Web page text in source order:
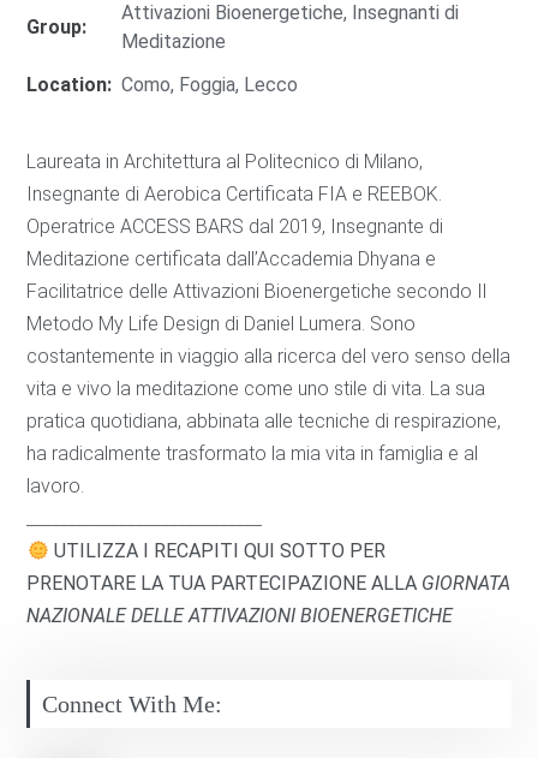
Group:
Attivazioni Bioenergetiche, Insegnanti di
Meditazione
Location: Como, Foggia, Lecco
Laureata in Architettura al Politecnico di Milano,
Insegnante di Aerobica Certificata FIA e REEBOK.
Operatrice ACCESS BARS dal 2019, Insegnante di
Meditazione certificata dall’Accademia Dhyana e
Facilitatrice delle Attivazioni Bioenergetiche secondo Il
Metodo My Life Design di Daniel Lumera. Sono
costantemente in viaggio alla ricerca del vero senso della
vita e vivo la meditazione come uno stile di vita. La sua
pratica quotidiana, abbinata alle tecniche di respirazione,
ha radicalmente trasformato la mia vita in famiglia e al
lavoro.
UTILIZZA I RECAPITI QUI SOTTO PER
PRENOTARE LA TUA PARTECIPAZIONE ALLA GIORNATA
NAZIONALE DELLE ATTIVAZIONI BIOENERGETICHE
Connect With Me: